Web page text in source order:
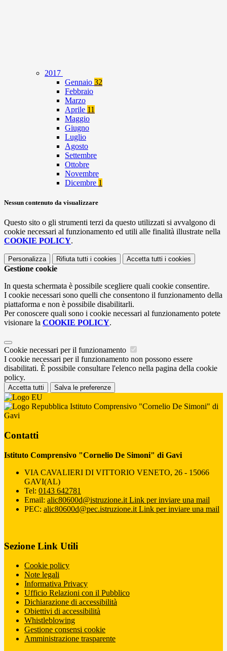
2017
Gennaio 32
Febbraio
Marzo
Aprile 11
Maggio
Giugno
Luglio
Agosto
Settembre
Ottobre
Novembre
Dicembre 1
Nessun contenuto da visualizzare
Questo sito o gli strumenti terzi da questo utilizzati si avvalgono di
cookie necessari al funzionamento ed utili alle finalità illustrate nella
COOKIE POLICY.
Personalizza Rifiuta tutti i cookies Accetta tutti i cookies
Gestione cookie
In questa schermata è possibile scegliere quali cookie consentire.
I cookie necessari sono quelli che consentono il funzionamento della
piattaforma e non è possibile disabilitarli.
Per conoscere quali sono i cookie necessari al funzionamento potete
visionare la COOKIE POLICY.
Cookie necessari per il funzionamento
I cookie necessari per il funzionamento non possono essere
disabilitati. È possibile consultare l'elenco nella pagina della cookie
policy.
Accetta tutti Salva le preferenze
Istituto Comprensivo "Cornelio De Simoni" di
Gavi
Contatti
Istituto Comprensivo "Cornelio De Simoni" di Gavi
VIA CAVALIERI DI VITTORIO VENETO, 26 - 15066
GAVI(AL)
Tel: 0143 642781
Email: alic80600d@istruzione.it Link per inviare una mail
PEC: alic80600d@pec.istruzione.it Link per inviare una mail
Sezione Link Utili
Cookie policy
Note legali
Informativa Privacy
Ufficio Relazioni con il Pubblico
Dichiarazione di accessibilità
Obiettivi di accessibilità
Whistleblowing
Gestione consensi cookie
Amministrazione trasparente